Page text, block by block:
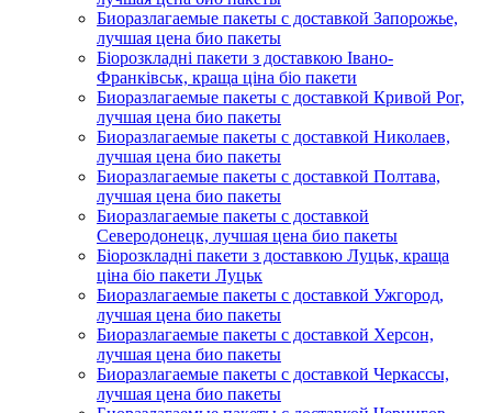
Биоразлагаемые пакеты с доставкой Запорожье,
лучшая цена био пакеты
Біорозкладні пакети з доставкою Івано-
Франківськ, краща ціна біо пакети
Биоразлагаемые пакеты с доставкой Кривой Рог,
лучшая цена био пакеты
Биоразлагаемые пакеты с доставкой Николаев,
лучшая цена био пакеты
Биоразлагаемые пакеты с доставкой Полтава,
лучшая цена био пакеты
Биоразлагаемые пакеты с доставкой
Северодонецк, лучшая цена био пакеты
Біорозкладні пакети з доставкою Луцьк, краща
ціна біо пакети Луцьк
Биоразлагаемые пакеты с доставкой Ужгород,
лучшая цена био пакеты
Биоразлагаемые пакеты с доставкой Херсон,
лучшая цена био пакеты
Биоразлагаемые пакеты с доставкой Черкассы,
лучшая цена био пакеты